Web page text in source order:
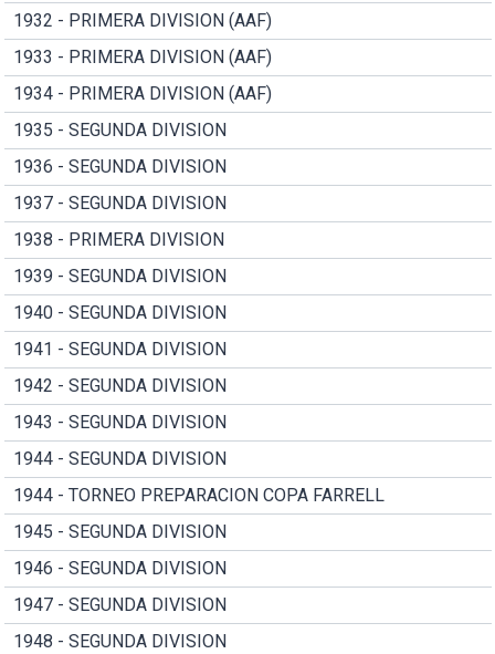
1932 - PRIMERA DIVISION (AAF)
1933 - PRIMERA DIVISION (AAF)
1934 - PRIMERA DIVISION (AAF)
1935 - SEGUNDA DIVISION
1936 - SEGUNDA DIVISION
1937 - SEGUNDA DIVISION
1938 - PRIMERA DIVISION
1939 - SEGUNDA DIVISION
1940 - SEGUNDA DIVISION
1941 - SEGUNDA DIVISION
1942 - SEGUNDA DIVISION
1943 - SEGUNDA DIVISION
1944 - SEGUNDA DIVISION
1944 - TORNEO PREPARACION COPA FARRELL
1945 - SEGUNDA DIVISION
1946 - SEGUNDA DIVISION
1947 - SEGUNDA DIVISION
1948 - SEGUNDA DIVISION